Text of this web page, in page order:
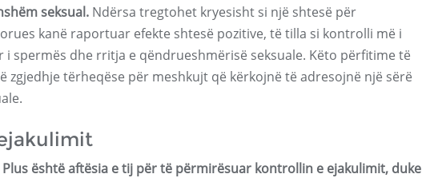
seksual. Ndërsa tregtohet kryesisht si një shtesë për
kanë raportuar efekte shtesë pozitive, të tilla si kontrolli më i
spermës dhe rritja e qëndrueshmërisë seksuale. Këto përfitime të
zgjedhje tërheqëse për meshkujt që kërkojnë të adresojnë një sërë
është aftësia e tij për të përmirësuar kontrollin e ejakulimit, duke